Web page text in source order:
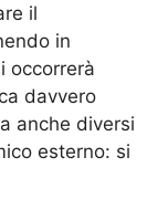
il
in
occorrerà
davvero
anche diversi
esterno: si